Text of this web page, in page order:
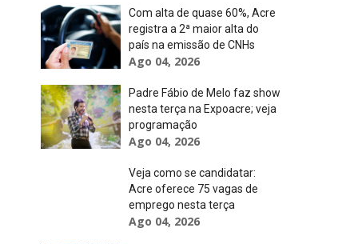
Com alta de quase 60%, Acre
registra a 2ª maior alta do
país na emissão de CNHs
Ago 04, 2026
Padre Fábio de Melo faz show
nesta terça na Expoacre; veja
programação
Ago 04, 2026
Veja como se candidatar:
Acre oferece 75 vagas de
emprego nesta terça
Ago 04, 2026